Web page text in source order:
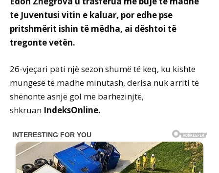
te Juventusi vitin e kaluar, por edhe pse
pritshmërit ishin të mëdha, ai dështoi të
tregonte vetën.
26-vjeçari pati një sezon shumë të keq, ku kishte
mungesë të madhe minutash, derisa nuk arriti të
shënonte asnjë gol me barhezinjtë,
shkruan IndeksOnline.